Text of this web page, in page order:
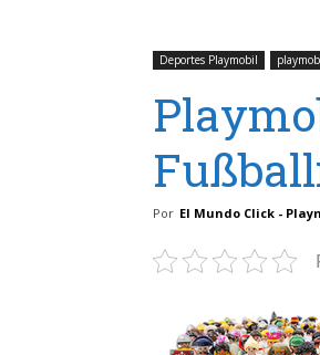
Deportes Playmobil
Por El Mundo Click -